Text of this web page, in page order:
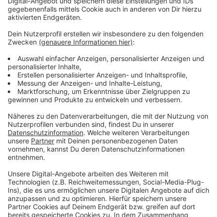
Einkommensschwache Haushalte haben die
Möglichkeit, die Anlage vollständig durch Fördermittel
zu finanzieren, so Ferber weiter. Dafür ist eine
Energiesparberatung notwendig sowie die Vorlage des
DüsselPasses.
Anzeige
Weitere Infos und Links zum Thema:
Anzeige
Hier gehts zum Förderprogramm der Stadt
Infos der Stadtwerke zu Balkonkraftwerken
Hier gehts zur Energieberatung der Caritas